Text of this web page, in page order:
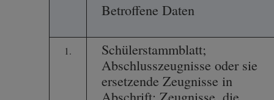
Betroffene Daten
1.
Schülerstammblatt;
Abschlusszeugnisse oder sie
ersetzende Zeugnisse in
Abschrift; Zeugnisse, die